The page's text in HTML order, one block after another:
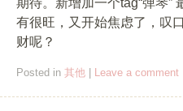
期待。新增加一个tag“弹琴”
有很旺，又开始焦虑了，叹
财呢？
Posted in 其他 Leave a comment